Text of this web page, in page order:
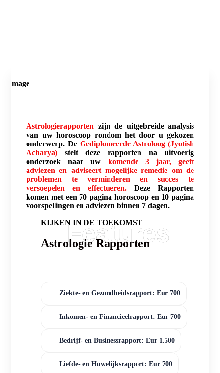
Astrologierapporten zijn de uitgebreide analysis
van uw horoscoop rondom het door u gekozen
onderwerp. De Gediplomeerde Astroloog (Jyotish
Acharya) stelt deze rapporten na uitvoerig
onderzoek naar uw komende 3 jaar, geeft
adviezen en adviseert mogelijke remedie om de
problemen te verminderen en succes te
versoepelen en effectueren. Deze Rapporten
komen met een 70 pagina horoscoop en 10 pagina
voorspellingen en adviezen binnen 7 dagen.
KIJKEN IN DE TOEKOMST
Astrologie Rapporten
Ziekte- en Gezondheidsrapport: Eur 700
Inkomen- en Financieelrapport: Eur 700
Bedrijf- en Businessrapport: Eur 1.500
Liefde- en Huwelijksrapport: Eur 700